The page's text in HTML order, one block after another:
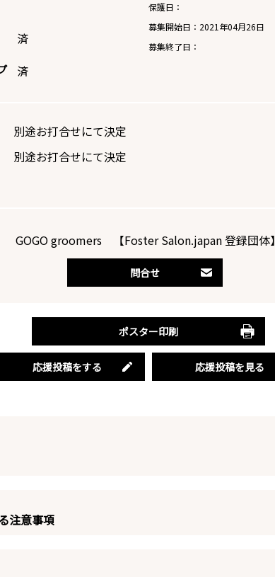
済
済
保護日：
募集開始日： 2021年04月26日
募集終了日：
別途お打合せにて決定
別途お打合せにて決定
GOGO groomers 【Foster Salon.japan 登録団体】
問合せ
ポスター印刷
応援投稿をする 応援投稿を見る
注意事項